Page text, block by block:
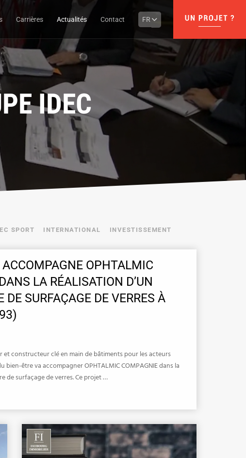
Carrières Actualités Contact FR
IDEC
SPORT INTERNATIONAL INVESTISSEMENT
OPHTALMIC
LA RÉALISATION D’UN
DE SURFAÇAGE DE VERRES À
et constructeur clé en main de bâtiments pour les acteurs
bien-être va accompagner OPHTALMIC COMPAGNIE dans la
de surfaçage de verres. Ce projet …